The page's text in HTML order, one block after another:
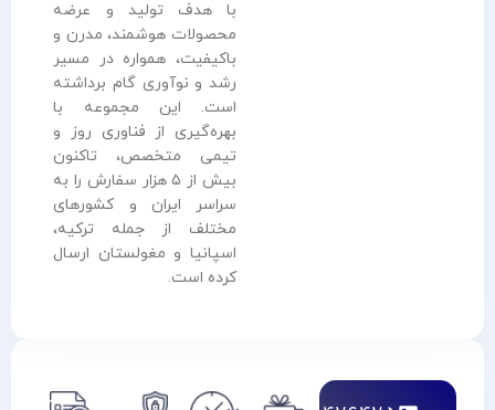
با هدف تولید و عرضه
محصولات هوشمند، مدرن و
باکیفیت، همواره در مسیر
رشد و نوآوری گام برداشته
است. این مجموعه با
بهره‌گیری از فناوری روز و
تیمی متخصص، تاکنون
بیش از ۵ هزار سفارش را به
سراسر ایران و کشورهای
مختلف از جمله ترکیه،
اسپانیا و مغولستان ارسال
کرده است.